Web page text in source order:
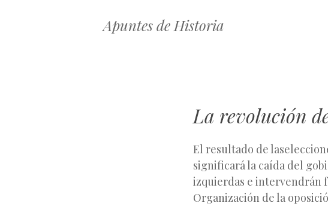
Apuntes de Historia
La revolución
El resultado de
significará la caída del
izquierdas e intervendrán
Organización de la